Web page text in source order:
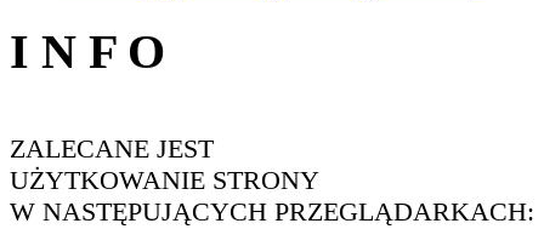
I N F O
ZALECANE JEST
UŻYTKOWANIE STRONY
W NASTĘPUJĄCYCH PRZEGLĄDARKACH: